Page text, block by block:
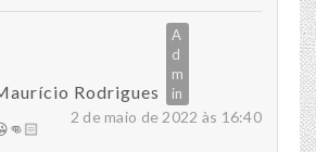
Rodrigues
2 de maio de 2022 às 16:40